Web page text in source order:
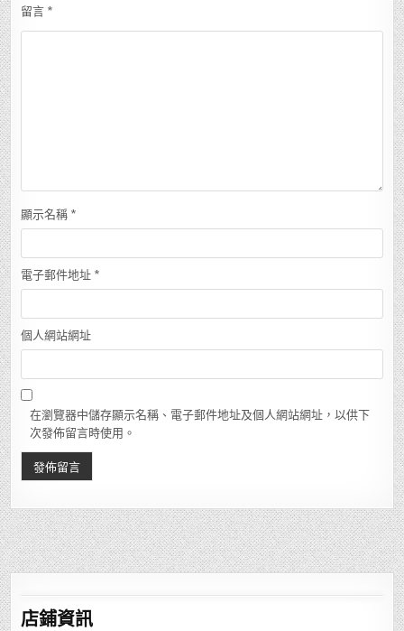
留言 *
顯示名稱 *
電子郵件地址 *
個人網站網址
在瀏覽器中儲存顯示名稱、電子郵件地址及個人網站網址，以供下
次發佈留言時使用。
店鋪資訊